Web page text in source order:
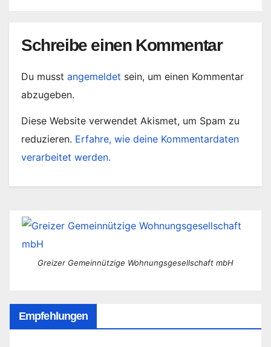
Schreibe einen Kommentar
Du musst angemeldet sein, um einen Kommentar
abzugeben.
Diese Website verwendet Akismet, um Spam zu
reduzieren. Erfahre, wie deine Kommentardaten
verarbeitet werden.
Greizer Gemeinnützige Wohnungsgesellschaft mbH
Empfehlungen